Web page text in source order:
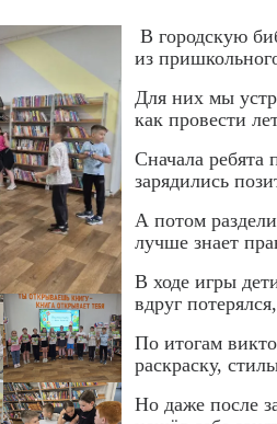
В городскую
из
Для них мы
как провести
Сначала
зарядились
А потом
лучше знает
В ходе игры
вдруг
По итогам
раскраску,
Но даже после